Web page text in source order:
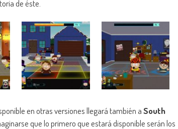
de éste.
en otras versiones llegará también aSouth
que lo primero que estará disponible serán los